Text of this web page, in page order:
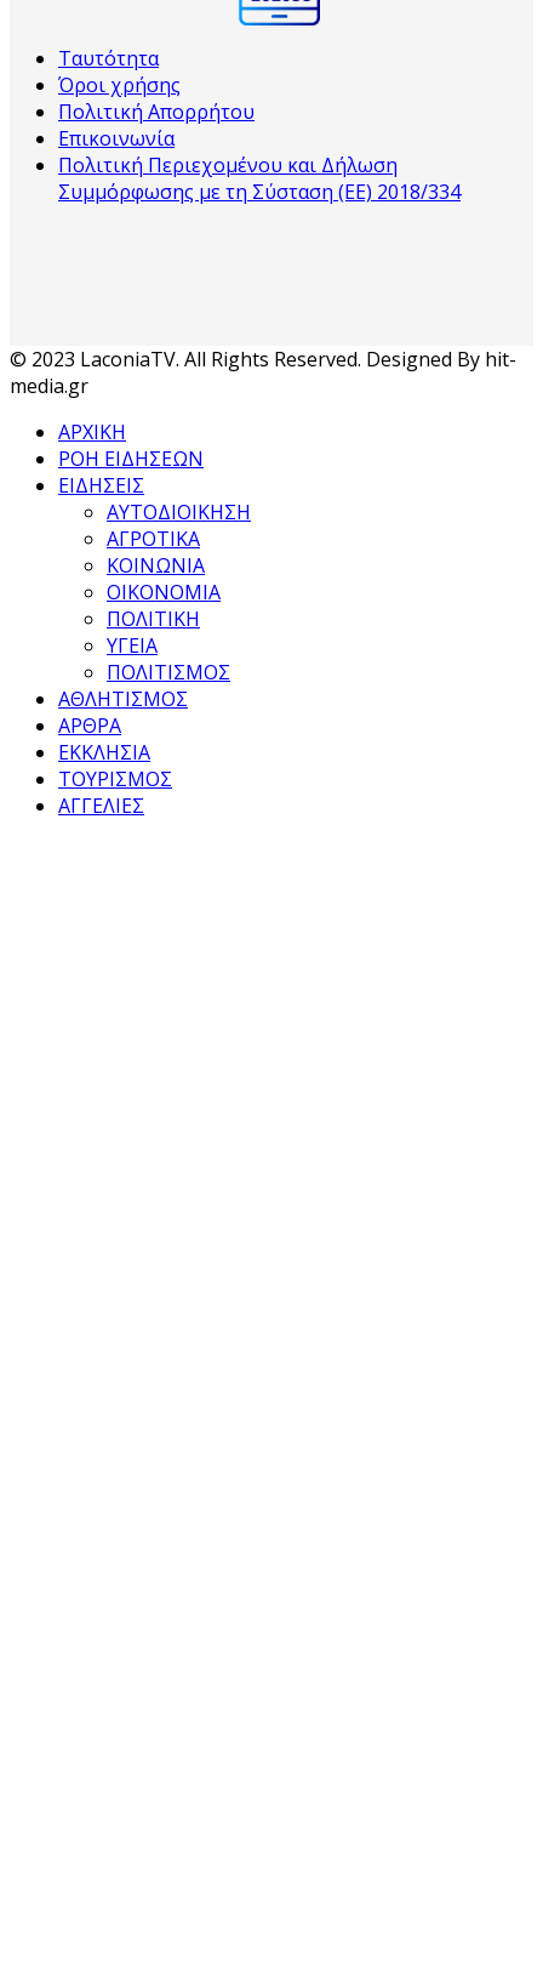
Ταυτότητα
Όροι χρήσης
Πολιτική Απορρήτου
Επικοινωνία
Πολιτική Περιεχομένου και Δήλωση
Συμμόρφωσης με τη Σύσταση (ΕΕ) 2018/334
© 2023 LaconiaTV. All Rights Reserved. Designed By hit-
media.gr
ΑΡΧΙΚΗ
ΡΟΗ ΕΙΔΗΣΕΩΝ
ΕΙΔΗΣΕΙΣ
ΑΥΤΟΔΙΟΙΚΗΣΗ
ΑΓΡΟΤΙΚΑ
ΚΟΙΝΩΝΙΑ
ΟΙΚΟΝΟΜΙΑ
ΠΟΛΙΤΙΚΗ
ΥΓΕΙΑ
ΠΟΛΙΤΙΣΜΟΣ
ΑΘΛΗΤΙΣΜΟΣ
ΑΡΘΡΑ
ΕΚΚΛΗΣΙΑ
ΤΟΥΡΙΣΜΟΣ
ΑΓΓΕΛΙΕΣ